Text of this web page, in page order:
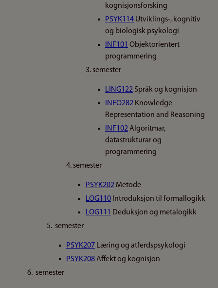
kognisjonsforsking
PSYK114 Utviklings-, kognitiv
og biologisk psykologi
INF101 Objektorientert
programmering
3. semester
LING122 Språk og kognisjon
INFO282 Knowledge
Representation and Reasoning
INF102Algoritmar,
datastrukturar og
programmering
4. semester
PSYK202 Metode
LOG110 Introduksjon til formallogikk
LOG111 Deduksjon og metalogikk
5. semester
PSYK207 Læring og atferdspsykologi
PSYK208Affekt og kognisjon
6. semester